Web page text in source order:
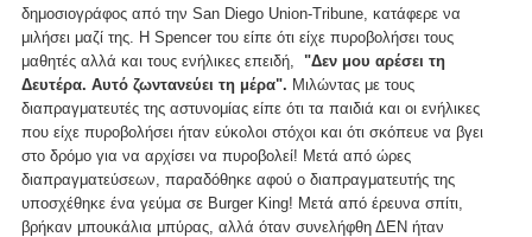
δημοσιογράφος από την San Diego Union-Tribune, κατάφερε να
μιλήσει μαζί της. Η Spencer του είπε ότι είχε πυροβολήσει τους
μαθητές αλλά και τους ενήλικες επειδή, "Δεν μου αρέσει τη
Δευτέρα. Αυτό ζωντανεύει τη μέρα". Μιλώντας με τους
διαπραγματευτές της αστυνομίας είπε ότι τα παιδιά και οι ενήλικες
που είχε πυροβολήσει ήταν εύκολοι στόχοι και ότι σκόπευε να βγει
στο δρόμο για να αρχίσει να πυροβολεί! Μετά από ώρες
διαπραγματεύσεων, παραδόθηκε αφού ο διαπραγματευτής της
υποσχέθηκε ένα γεύμα σε Burger King! Μετά από έρευνα σπίτι,
βρήκαν μπουκάλια μπύρας, αλλά όταν συνελήφθη ΔΕΝ ήταν